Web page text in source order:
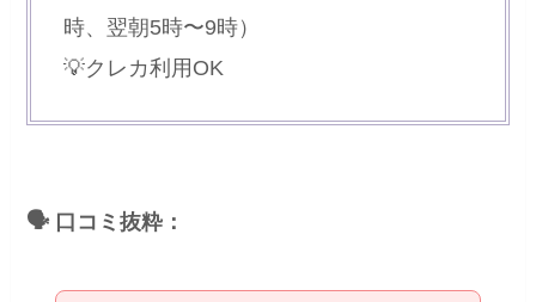
時、翌朝5時〜9時）
💡クレカ利用OK
🗣 口コミ抜粋：